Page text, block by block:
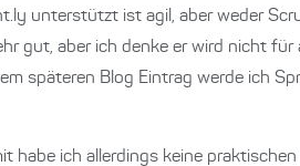
unterstützt ist agil, aber weder
gut, aber ich denke er wird nicht für
späteren Blog Eintrag werde ich
habe ich allerdings keine